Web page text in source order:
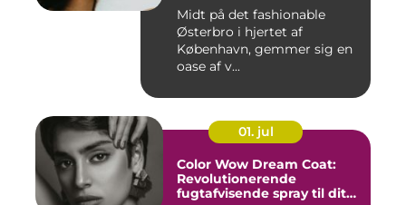
Midt på det fashionable
Østerbro i hjertet af
København, gemmer sig en
oase af v...
01. jul
Color Wow Dream Coat:
Revolutionerende
fugtafvisende spray til dit